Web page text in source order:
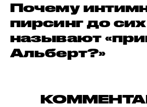
Почему
пирсинг до
называют
Альберт?»